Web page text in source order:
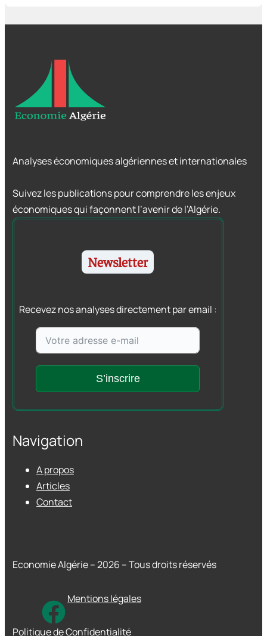
Analyses économiques algériennes et internationales
Suivez les publications pour comprendre les enjeux
économiques qui façonnent l’avenir de l’Algérie.
Newsletter
Recevez nos analyses directement par email :
S’inscrire
Navigation
A propos
Articles
Contact
Economie Algérie – 2026 – Tous droits réservés
Mentions légales
Politique de Confidentialité